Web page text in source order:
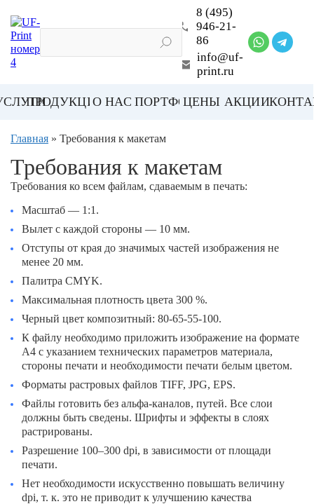
8 (495)
946-21-
86
info@uf-
print.ru
ПРОДУКЦИЯО НАС ПОРТФОЛИО
ЦЕНЫ АКЦИИ
Главная » Требования к макетам
Требования к макетам
Требования ко всем файлам, сдаваемым в печать:
Масштаб — 1:1.
Вылет с каждой стороны — 10 мм.
Отступы от края до значимых частей изображения не
менее 20 мм.
Палитра CMYK.
Максимальная плотность цвета 300 %.
Черный цвет композитный: 80-65-55-100.
К файлу необходимо приложить изображение на формате
А4 с указанием технических параметров материала,
стороны печати и необходимости печати белым цветом.
Форматы растровых файлов TIFF, JPG, EPS.
Файлы готовить без альфа-каналов, путей. Все слои
должны быть сведены. Шрифты и эффекты в слоях
растрированы.
Разрешение 100–300 dpi, в зависимости от площади
печати.
Нет необходимости искусственно повышать величину
dpi, т. к. это не приводит к улучшению качества